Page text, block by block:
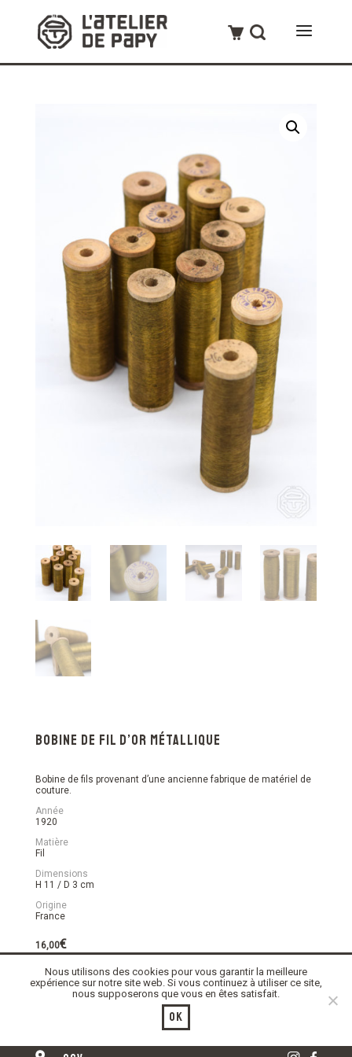
Bobine de fil d’or métallique
Bobine de fils provenant d’une ancienne fabrique de matériel de
couture.
Année
1920
Matière
Fil
Dimensions
H 11 / D 3 cm
Origine
France
16,00€
En stock
fil
Ajouter au panier
Nous utilisons des cookies pour vous garantir la meilleure
expérience sur notre site web. Si vous continuez à utiliser ce site,
nous supposerons que vous en êtes satisfait.
Ok